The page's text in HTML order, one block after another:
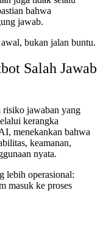
bahwa
jawab.
bukan jalan buntu.
Salah Jawab
risiko jawaban yang
kerangka
menekankan bahwa
keamanan,
nyata.
lebih operasional:
masuk ke proses